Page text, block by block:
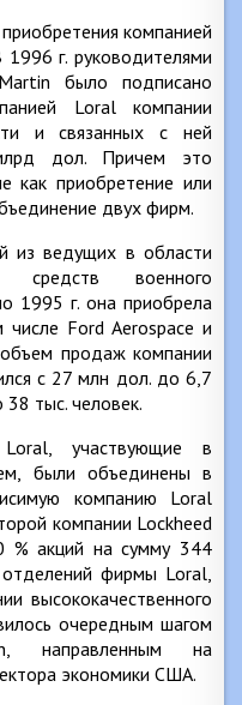
компанией
г. руководителями
было подписано
Loral компании
и связанных с ней
дол. Причем это
как приобретение или
двух фирм.
из ведущих в области
средств военного
1995 г. она приобрела
Ford Aerospace и
продаж компании
с 27 млн дол. до 6,7
тыс. человек.
Loral, участвующие в
были объединены в
компанию Loral
компании Lockheed
% акций на сумму 344
фирмы Loral,
высококачественного
очередным шагом
направленным на
экономики США.